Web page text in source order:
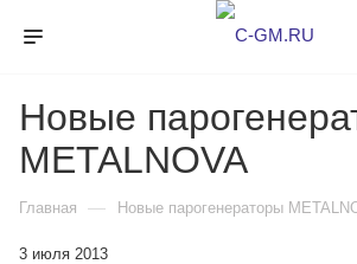
Новые
METALNOVA
Главная — Новые парогенераторы
3 июля 2013